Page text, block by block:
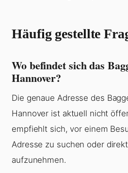
Häufig gestellte
Wo befindet sich das
Hannover?
Die genaue Adresse des
Hannover ist aktuell nicht
empfiehlt sich, vor einem
Adresse zu suchen oder
aufzunehmen.